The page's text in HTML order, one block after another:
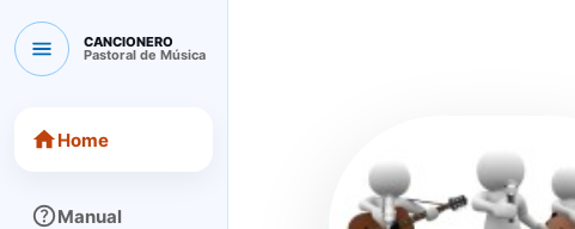
CANCIONERO
Pastoral de Música
CANCIONERO Pastoral de Música
Home
Manual